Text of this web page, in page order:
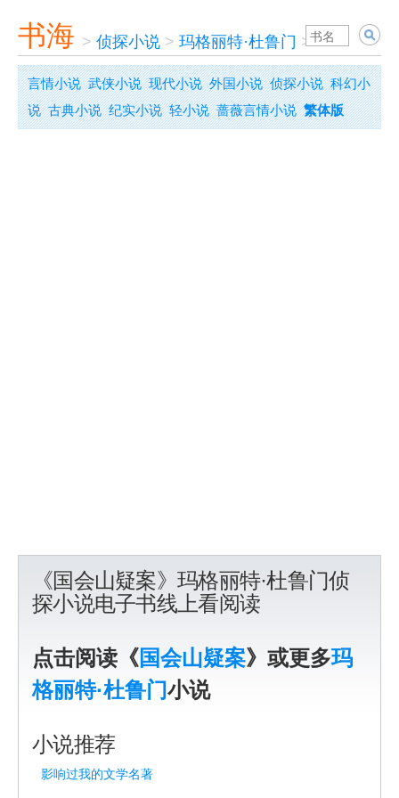
书海 > 侦探小说 > 玛格丽特·杜鲁门 >国会山疑案
言情小说 武侠小说 现代小说 外国小说 侦探小说 科幻小
说 古典小说 纪实小说 轻小说 蔷薇言情小说 繁体版
《国会山疑案》玛格丽特·杜鲁门侦
探小说电子书线上看阅读
点击阅读《国会山疑案》或更多玛
格丽特·杜鲁门小说
小说推荐
影响过我的文学名著